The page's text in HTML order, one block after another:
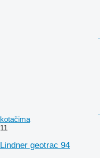
kotačima
11
Lindner geotrac 94